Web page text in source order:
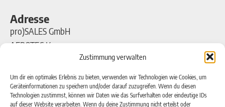
Zustimmung verwalten
Um dir ein optimales Erlebnis zu bieten, verwenden wir Technologien wie Cookies, um
Geräteinformationen zu speichern und/oder darauf zuzugreifen. Wenn du diesen
Technologien zustimmst, können wir Daten wie das Surfverhalten oder eindeutige IDs
auf dieser Website verarbeiten. Wenn du deine Zustimmung nicht erteilst oder
Adresse
pro)SALES GmbH
AEROTEC Kompressoren
Ferdinand-Porsche-Straße 16
63500 Seligenstadt